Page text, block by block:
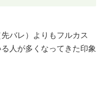
バレ）よりもフルカス
人が多くなってきた印象